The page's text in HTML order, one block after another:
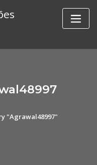
"Agrawal48997"